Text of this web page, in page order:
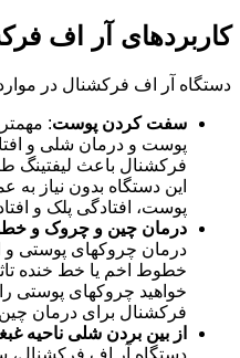
کاربردهای آر اف
دستگاه آر اف فرکشنال در موارد
سفت کردن پوست:
پوست و درمان شلی و
فرکشنال باعث لیفتینگ
این دستگاه بدون نیاز
پوست، افتادگی پلک و
درمان چین و چروک و
درمان چروکهای پوستی و
خطوط اخم یا خط خنده
خواهید چروکهای پوستی را
فرکشنال برای درمان
از بین بردن شلی ناحیه